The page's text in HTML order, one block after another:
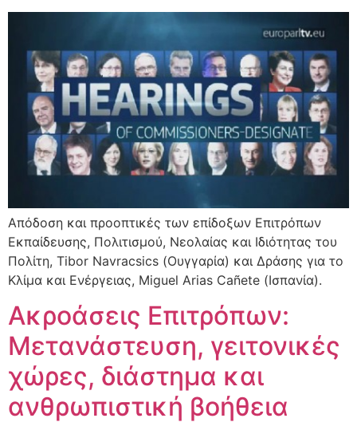
Απόδοση και προοπτικές των επίδοξων Επιτρόπων
Εκπαίδευσης, Πολιτισμού, Νεολαίας και Ιδιότητας του
Πολίτη, Tibor Navracsics (Ουγγαρία) και Δράσης για το
Κλίμα και Ενέργειας, Miguel Arias Cañete (Ισπανία).
Ακροάσεις Επιτρόπων:
Μετανάστευση, γειτονικές
χώρες, διάστημα και
ανθρωπιστική βοήθεια